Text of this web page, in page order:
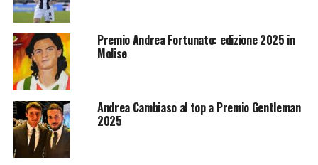
Premio Andrea Fortunato: edizione 2025 in
Molise
Andrea Cambiaso al top a Premio Gentleman
2025